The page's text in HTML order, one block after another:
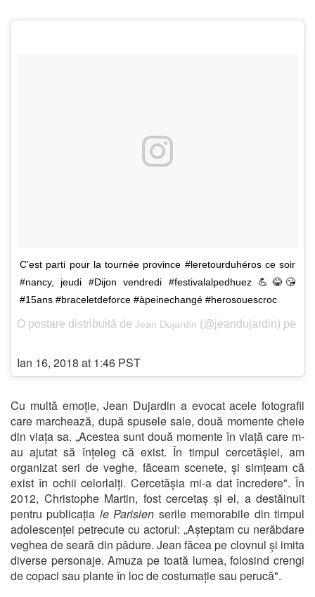
C’est parti pour la tournée province #leretourduhéros ce soir
#nancy, jeudi #Dijon vendredi #festivalalpedhuez 💪😂😘
#15ans #braceletdeforce #àpeinechangé #herosouescroc
O postare distribuită de Jean Dujardin (@jeandujardin) pe
Ian 16, 2018 at 1:46 PST
Cu multă emoție, Jean Dujardin a evocat acele fotografii
care marchează, după spusele sale, două momente cheie
din viața sa. „Acestea sunt două momente în viață care m-
au ajutat să înțeleg că exist. În timpul cercetășiei, am
organizat seri de veghe, făceam scenete, și simțeam că
exist în ochii celorlalți. Cercetășia mi-a dat încredere". În
2012, Christophe Martin, fost cercetaș și el, a destăinuit
pentru publicația le Parisien serile memorabile din timpul
adolescenței petrecute cu actorul: „Așteptam cu nerăbdare
veghea de seară din pădure. Jean făcea pe clovnul și imita
diverse personaje. Amuza pe toată lumea, folosind crengi
de copaci sau plante în loc de costumație sau perucă".